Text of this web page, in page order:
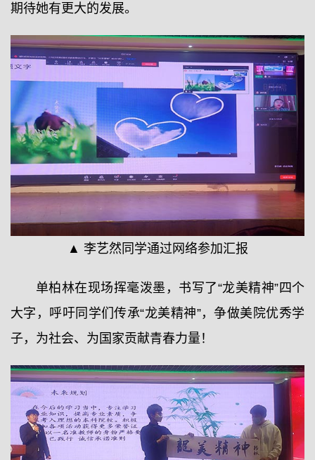
期待她有更大的发展。
▲ 李艺然同学通过网络参加汇报
单柏林在现场挥毫泼墨，书写了“龙美精神”四个
大字，呼吁同学们传承“龙美精神”，争做美院优秀学
子，为社会、为国家贡献青春力量！